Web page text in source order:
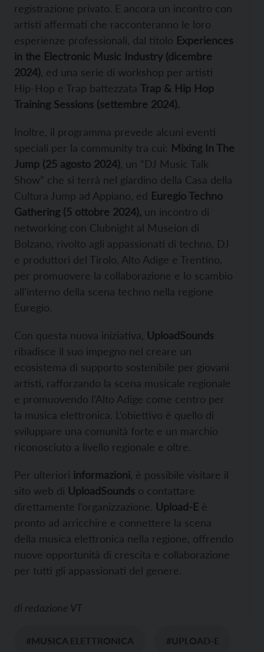
registrazione privato. E ancora un incontro con
artisti affermati che racconteranno le loro
esperienze professionali, dal titolo Experiences
in the Electronic Music Industry (dicembre
2024) , ed una serie di workshop per artisti
Hip-Hop e Trap battezzata Trap & Hip Hop
Training Sessions (settembre 2024).
Inoltre, il programma prevede alcuni eventi
speciali per la community tra cui: Mixing In The
Jump (25 agosto 2024) , un “DJ Music Talk
Show” che si terrà nel giardino della Casa della
Cultura Jump ad Appiano, ed Euregio Techno
Gathering (5 ottobre 2024), un incontro di
networking con Clubnight al Museion di
Bolzano, rivolto agli appassionati di techno, DJ
e produttori del Tirolo, Alto Adige e Trentino,
per promuovere la collaborazione e lo scambio
all’interno della scena techno nella regione
Euregio.
Con questa nuova iniziativa, UploadSounds
ribadisce il suo impegno nel creare un
ecosistema di supporto sostenibile per giovani
artisti, rafforzando la scena musicale regionale
e promuovendo l’Alto Adige come centro per
la musica elettronica. L’obiettivo è quello di
sviluppare una comunità forte e un marchio
riconosciuto a livello regionale e oltre.
Per ulteriori informazioni , è possibile visitare il
sito web di UploadSounds o contattare
direttamente l’organizzazione. Upload-E è
pronto ad arricchire e connettere la scena
della musica elettronica nella regione, offrendo
nuove opportunità di crescita e collaborazione
per tutti gli appassionati del genere.
di redazione VT
#MUSICA ELETTRONICA #UPLOAD-E